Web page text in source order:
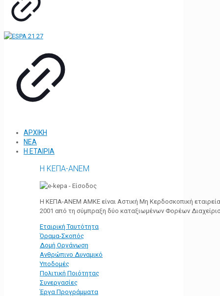
ΑΡΧΙΚΗ
ΝΕΑ
Η ΕΤΑΙΡΙΑ
Η ΚΕΠΑ-ΑΝΕΜ
Η ΚΕΠΑ-ΑΝΕΜ ΑΜΚΕ είναι Αστική Μη Κερδοσκοπική
2001 από τη σύμπραξη δύο καταξιωμένων Φορέων
Εταιρική Ταυτότητα
Όραμα-Σκοπός
Δομή Οργάνωση
Ανθρώπινο Δυναμικό
Υποδομές
Πολιτική Ποιότητας
Συνεργασίες
Έργα Προγράμματα